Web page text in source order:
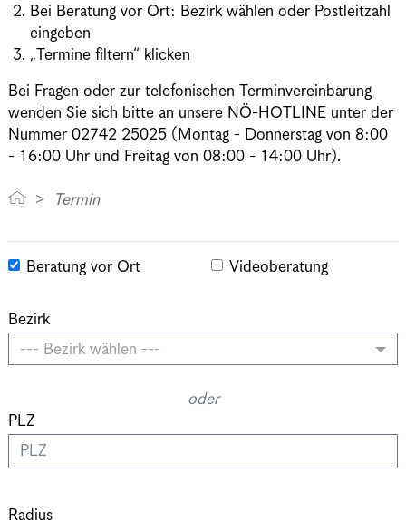
Bei Beratung vor Ort: Bezirk wählen oder Postleitzahl
eingeben
„Termine filtern“ klicken
Bei Fragen oder zur telefonischen Terminvereinbarung
wenden Sie sich bitte an unsere NÖ-HOTLINE unter der
Nummer 02742 25025 (Montag - Donnerstag von 8:00
- 16:00 Uhr und Freitag von 08:00 - 14:00 Uhr).
Termin
Beratung vor Ort Videoberatung
Bezirk
--- Bezirk wählen ---
oder
PLZ
Radius